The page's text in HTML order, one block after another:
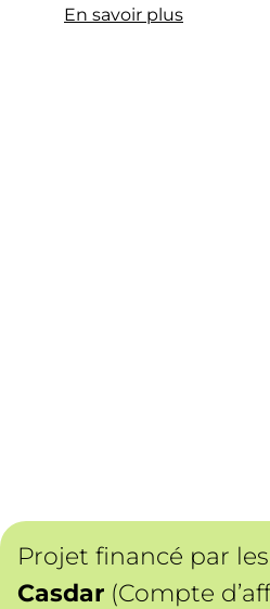
En savoir plus
Projet financé par les
Casdar (Compte